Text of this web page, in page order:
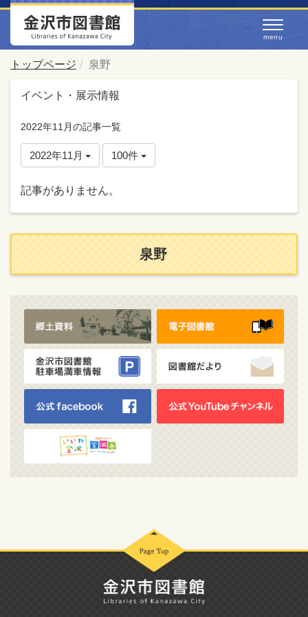
トップページ 泉野
イベント・展示情報
2022年11月の記事一覧
2022年11月 100件
記事がありません。
泉野